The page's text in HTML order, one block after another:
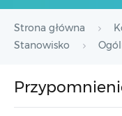
Strona główna
Stanowisko